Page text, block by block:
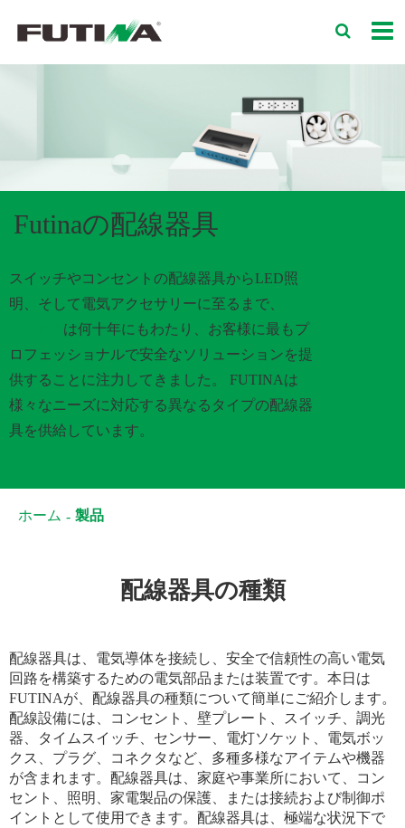
Futinaの配線器具
スイッチやコンセントの配線器具からLED照
明、そして電気アクセサリーに至るまで、
は何十年にもわたり、お客様に最もプ
ロフェッショナルで安全なソリューションを提
供することに注力してきました。 FUTINAは
様々なニーズに対応する異なるタイプの配線器
具を供給しています。
ホーム 製品
配線器具の種類
配線器具は、電気導体を接続し、安全で信頼性の高い電気
回路を構築するための電気部品または装置です。本日は
FUTINAが、配線器具の種類について簡単にご紹介します。
配線設備には、コンセント、壁プレート、スイッチ、調光
器、タイムスイッチ、センサー、電灯ソケット、電気ボッ
クス、プラグ、コネクタなど、多種多様なアイテムや機器
が含まれます。配線器具は、家庭や事業所において、コン
セント、照明、家電製品の保護、または接続および制御ポ
イントとして使用できます。配線器具は、極端な状況下で